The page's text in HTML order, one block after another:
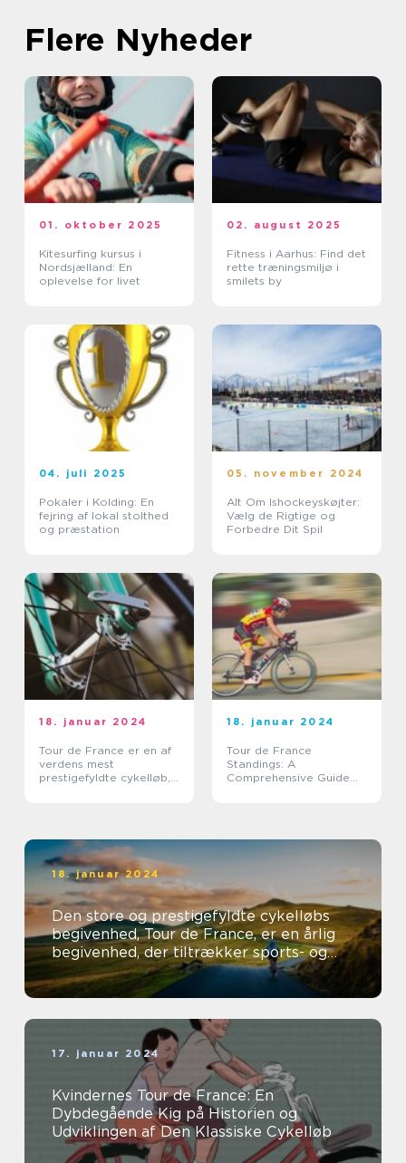
Flere Nyheder
01. oktober 2025
Kitesurfing kursus i
Nordsjælland: En
oplevelse for livet
02. august 2025
Fitness i Aarhus: Find det
rette træningsmiljø i
smilets by
04. juli 2025
Pokaler i Kolding: En
fejring af lokal stolthed
og præstation
05. november 2024
Alt Om Ishockeyskøjter:
Vælg de Rigtige og
Forbedre Dit Spil
18. januar 2024
Tour de France er en af
verdens mest
prestigefyldte cykelløb,
18. januar 2024
Tour de France
Standings: A
Comprehensive Guide
18. januar 2024
Den store og prestigefyldte cykelløbs
begivenhed, Tour de France, er en årlig
begivenhed, der tiltrækker sports- og
fritidsentusiaster fra hele verden...
17. januar 2024
Kvindernes Tour de France: En
Dybdegående Kig på Historien og
Udviklingen af Den Klassiske Cykelløb